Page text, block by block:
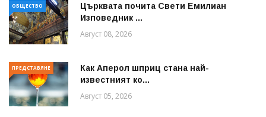
ОБЩЕСТВО
Църквата почита Свeти Емилиан
Изповедник ...
Август 08, 2026
ПРЕДСТАВЯНЕ
Как Аперол шприц стана най-
известният ко...
Август 05, 2026